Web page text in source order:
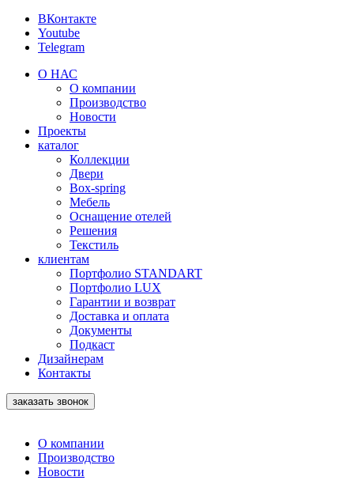
ВКонтакте
Youtube
Telegram
О НАС
О компании
Производство
Новости
Проекты
каталог
Коллекции
Двери
Box-spring
Мебель
Оснащение отелей
Решения
Текстиль
клиентам
Портфолио STANDART
Портфолио LUX
Гарантии и возврат
Доставка и оплата
Документы
Подкаст
Дизайнерам
Контакты
заказать звонок
О компании
Производство
Новости